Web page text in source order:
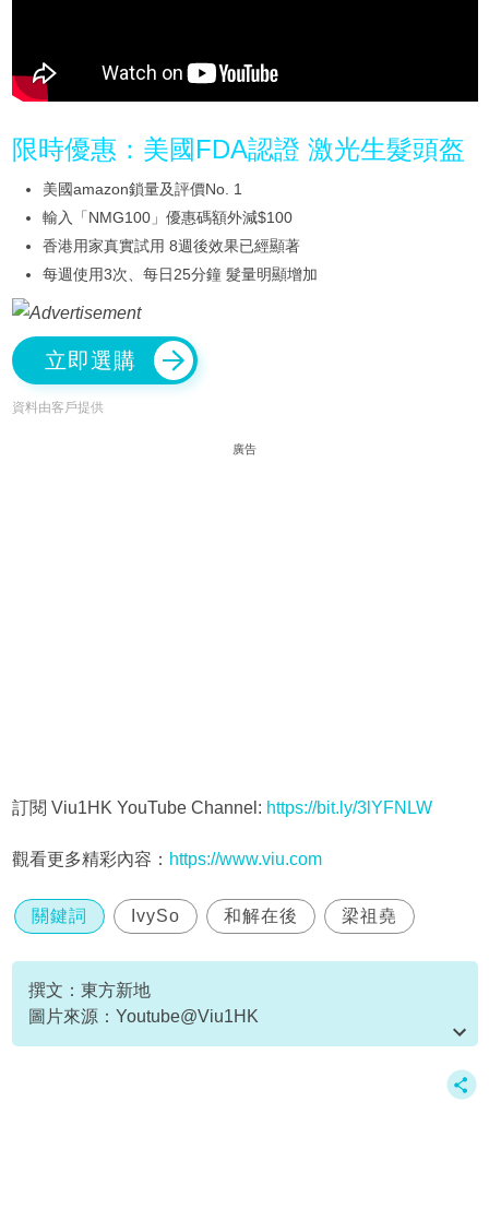
限時優惠：美國FDA認證 激光生髮頭盔
美國amazon鎖量及評價No. 1
輸入「NMG100」優惠碼額外減$100
香港用家真實試用 8週後效果已經顯著
每週使用3次、每日25分鐘 髮量明顯增加
立即選購
資料由客戶提供
廣告
訂閱 Viu1HK YouTube Channel: https://bit.ly/3lYFNLW
觀看更多精彩內容： https://www.viu.com
關鍵詞 IvySo 和解在後 梁祖堯
撰文：東方新地
圖片來源：Youtube@Viu1HK
資料或影片來源：Youtube@Viu1HK